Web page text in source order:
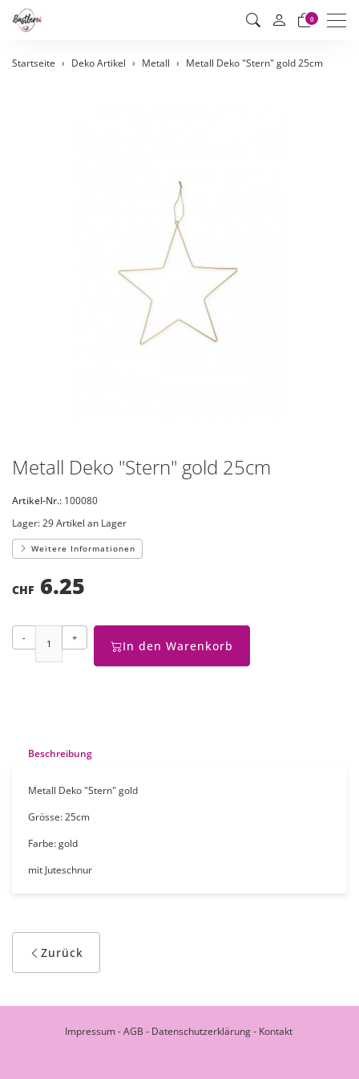
0
Startseite Deko Artikel Metall Metall Deko "Stern" gold 25cm
Metall Deko "Stern" gold 25cm
Artikel-Nr.: 100080
Lager:29 Artikel an Lager
Weitere Informationen
CHF 6.25
- +
In den Warenkorb
Beschreibung
Metall Deko "Stern" gold
Grösse: 25cm
Farbe: gold
mit Juteschnur
Zurück
Impressum-AGB - Datenschutzerklärung- Kontakt